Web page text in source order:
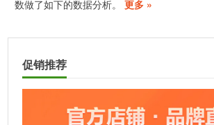
数做了如下的数据分析。
更多 »
促销推荐